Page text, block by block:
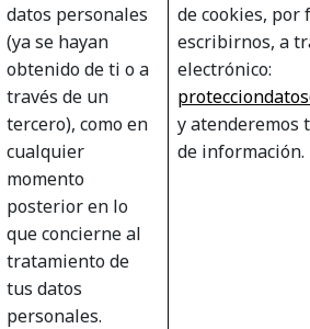
datos personales
(ya se hayan
obtenido de ti o a
través de un
tercero), como en
cualquier
momento
posterior en lo
que concierne al
tratamiento de
tus datos
personales.
de cookies, por
escribirnos, a
electrónico:
y atenderemos
de información.